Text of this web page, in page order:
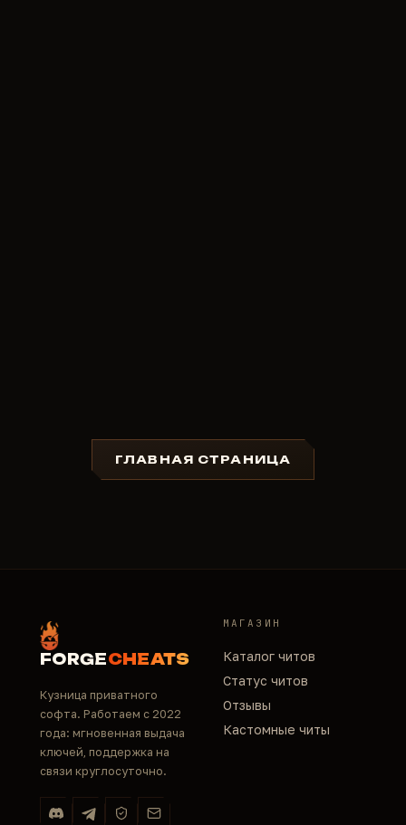
ГЛАВНАЯ СТРАНИЦА
FORGECHEATS
Кузница приватного
софта. Работаем с 2022
года: мгновенная выдача
ключей, поддержка на
связи круглосуточно.
МАГАЗИН
Каталог читов
Статус читов
Отзывы
Кастомные читы